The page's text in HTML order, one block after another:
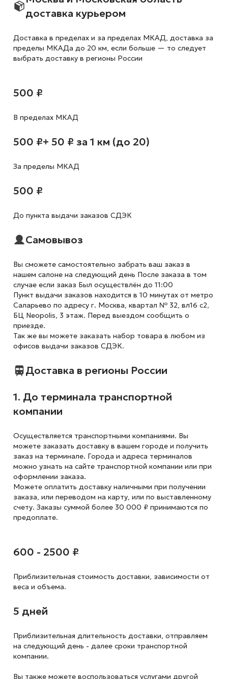
доставка курьером
Доставка в пределах и за пределах МКАД, доставка за
пределы МКАДа до 20 км, если больше — то следует
выбрать доставку в регионы России
500 ₽
В пределах МКАД
500 ₽+ 50 ₽ за 1 км (до 20)
За пределы МКАД
500 ₽
До пункта выдачи заказов СДЭК
Самовывоз
Вы сможете самостоятельно забрать ваш заказ в
нашем салоне на следующий день После заказа в том
случае если заказ Был осуществлён до 11:00
Пункт выдачи заказов находится в 10 минутах от метро
Саларьево по адресу г. Москва, квартал № 32, вл16 с2,
БЦ Neopolis, 3 этаж. Перед выездом сообщить о
приезде.
Так же вы можете заказать набор товара в любом из
офисов выдачи заказов СДЭК.
Доставка в регионы России
1. До терминала транспортной
компании
Осуществляется транспортными компаниями. Вы
можете заказать доставку в вашем городе и получить
заказ на терминале. Города и адреса терминалов
можно узнать на сайте транспортной компании или при
оформлении заказа.
Можете оплатить доставку наличными при получении
заказа, или переводом на карту, или по выставленному
счету. Заказы суммой более 30 000 ₽ принимаются по
предоплате.
600 - 2500 ₽
Приблизительная стоимость доставки, зависимости от
веса и объема.
5 дней
Приблизительная длительность доставки, отправляем
на следующий день - далее сроки транспортной
компании.
Вы также можете воспользоваться услугами другой